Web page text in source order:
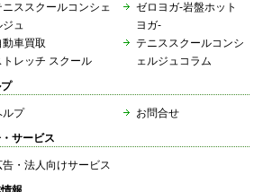
ニススクールコンシェ
ジュ
動車買取
トレッチ スクール
ゼロヨガ-岩盤ホット
ヨガ-
テニススクールコンシ
ェルジュコラム
ルプ
お問合せ
サービス
告・法人向けサービス